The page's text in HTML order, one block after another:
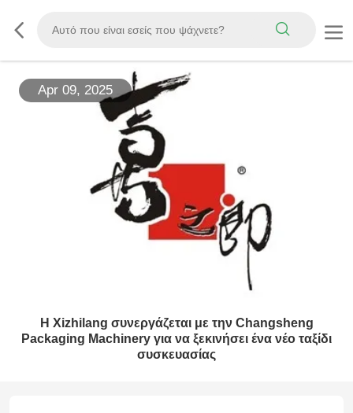
Apr 09, 2025
Η Xizhilang συνεργάζεται με την Changsheng
Packaging Machinery για να ξεκινήσει ένα νέο ταξίδι
συσκευασίας